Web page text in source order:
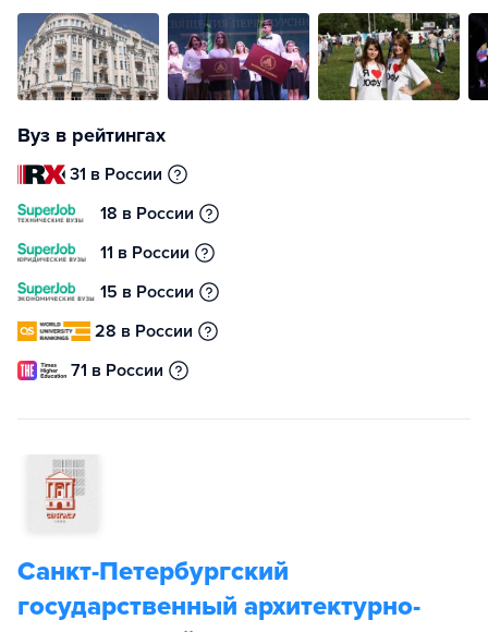
Вуз в рейтингах
31 в России
18 в России
11 в России
15 в России
28 в России
71 в России
Санкт-Петербургский
государственный архитектурно-